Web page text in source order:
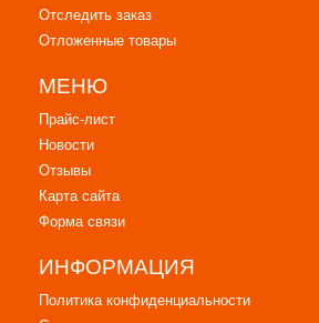
Отследить заказ
Отложенные товары
МЕНЮ
Прайс-лист
Новости
Отзывы
Карта сайта
Форма связи
ИНФОРМАЦИЯ
Политика конфиденциальности